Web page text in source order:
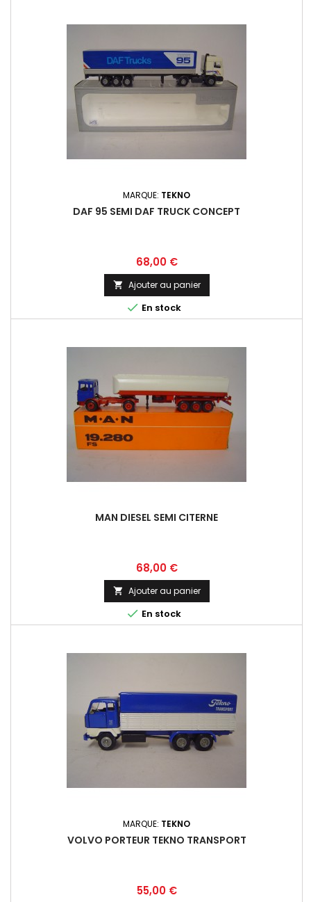
MARQUE: TEKNO
DAF 95 SEMI DAF TRUCK CONCEPT
Prix
68,00 €
 Ajouter au panier
 En stock
MAN DIESEL SEMI CITERNE
Prix
68,00 €
 Ajouter au panier
 En stock
MARQUE: TEKNO
VOLVO PORTEUR TEKNO TRANSPORT
Prix
55,00 €